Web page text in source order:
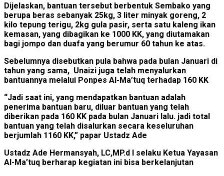
Dijelaskan, bantuan tersebut berbentuk Sembako yang
berupa beras sebanyak 25kg, 3 liter minyak goreng, 2
kilo tepung terigu, 2kg gula pasir, serta satu kaleng ikan
kemasan, yang dibagikan ke 1000 KK, yang diutamakan
bagi jompo dan duafa yang berumur 60 tahun ke atas.
Sebelumnya disebutkan pula bahwa pada bulan Januari di
tahun yang sama, Unaizi juga telah menyalurkan
bantuannya melalui Ponpes Al-Ma’tuq terhadap 160 KK
“Jadi saat ini, yang mendapatkan bantuan adalah
penerima bantuan baru, diluar bantuan yang telah
diberikan pada 160 KK pada bulan Januari lalu. jadi total
bantuan yang telah disalurkan secara keseluruhan
berjumlah 1160 KK,” papar Ustadz Ade
Ustadz Ade Hermansyah, LC,MP.d I selaku Ketua Yayasan
Al-Ma’tuq berharap kegiatan ini bisa berkelanjutan